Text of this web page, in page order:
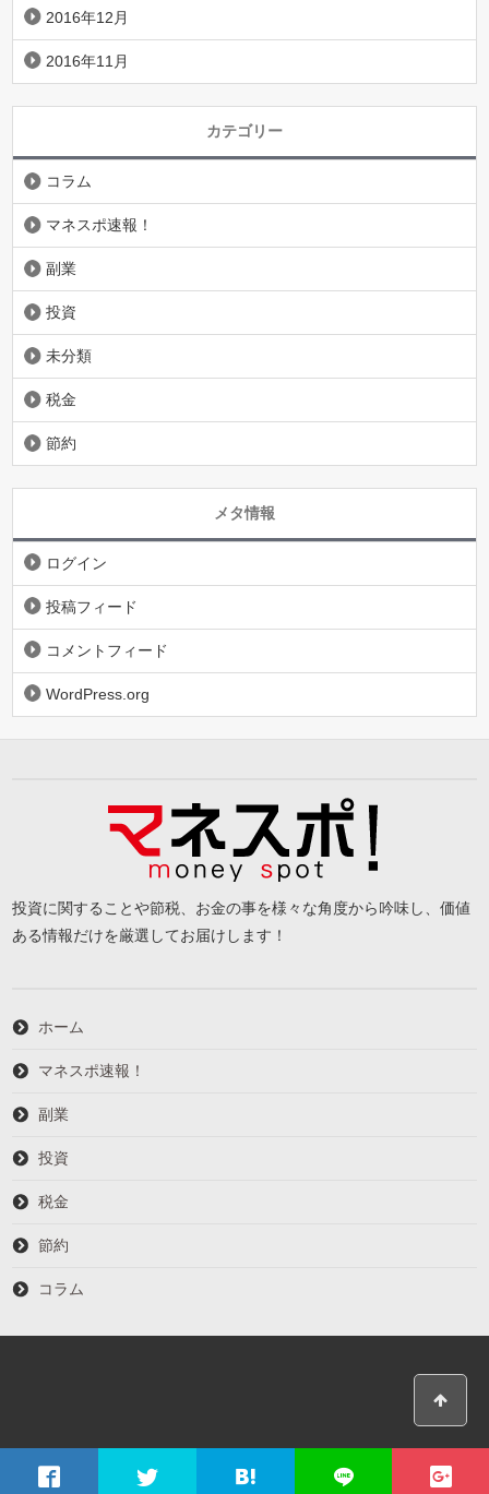
2016年12月
2016年11月
カテゴリー
コラム
マネスポ速報！
副業
投資
未分類
税金
節約
メタ情報
ログイン
投稿フィード
コメントフィード
WordPress.org
投資に関することや節税、お金の事を様々な角度から吟味し、価値
ある情報だけを厳選してお届けします！
ホーム
マネスポ速報！
副業
投資
税金
節約
コラム